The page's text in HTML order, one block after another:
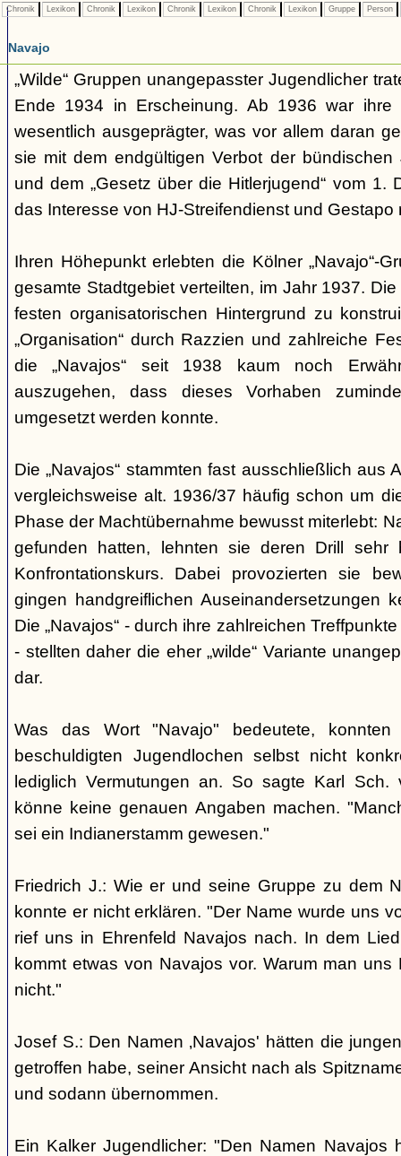
Chronik Lexikon Chronik Lexikon Chronik Lexikon Chronik Lexikon Gruppe Person
Navajo
„Wilde“ Gruppen unangepasster Jugendlicher
Ende 1934 in Erscheinung. Ab 1936 war ihre
wesentlich ausgeprägter, was vor allem daran
sie mit dem endgültigen Verbot der
und dem „Gesetz über die Hitlerjugend“ vom 1.
das Interesse von HJ-Streifendienst und Gestapo
Ihren Höhepunkt erlebten die Kölner „Navajo“-
gesamte Stadtgebiet verteilten, im Jahr 1937.
festen organisatorischen Hintergrund zu
„Organisation“ durch Razzien und zahlreiche
die „Navajos“ seit 1938 kaum noch
auszugehen, dass dieses Vorhaben
umgesetzt werden konnte.
Die „Navajos“ stammten fast ausschließlich aus
vergleichsweise alt. 1936/37 häufig schon um
Phase der Machtübernahme bewusst miterlebt:
gefunden hatten, lehnten sie deren Drill
Konfrontationskurs. Dabei provozierten sie
gingen handgreiflichen Auseinandersetzungen
Die „Navajos“ - durch ihre zahlreichen
- stellten daher die eher „wilde“ Variante
dar.
Was das Wort "Navajo" bedeutete, konnten
beschuldigten Jugendlochen selbst nicht
lediglich Vermutungen an. So sagte Karl
könne keine genauen Angaben machen.
sei ein Indianerstamm gewesen."
Friedrich J.: Wie er und seine Gruppe zu dem
konnte er nicht erklären. "Der Name wurde uns
rief uns in Ehrenfeld Navajos nach. In dem
kommt etwas von Navajos vor. Warum man
nicht."
Josef S.: Den Namen ‚Navajos' hätten die
getroffen habe, seiner Ansicht nach als
und sodann übernommen.
Ein Kalker Jugendlicher: "Den Namen Navajos